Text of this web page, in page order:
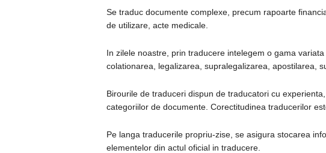
Se traduc documente complexe, precum rapoarte
de utilizare, acte medicale.
In zilele noastre, prin traducere intelegem o gama
colationarea, legalizarea, supralegalizarea, apostilarea,
Birourile de traduceri dispun de traducatori cu
categoriilor de documente. Corectitudinea traducerilor
Pe langa traducerile propriu-zise, se asigura stocarea
elementelor din actul oficial in traducere.